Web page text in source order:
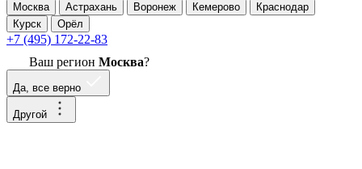
Москва
Астрахань Воронеж Кемерово
Краснодар
Курск
Орёл
+7 (495) 172-22-83
Ваш регион Москва?
Да, все верно
Другой